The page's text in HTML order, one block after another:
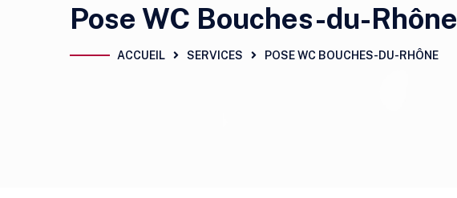
Pose WC Bouches-du-Rhône
ACCUEIL SERVICES POSE WC BOUCHES-DU-RHÔNE